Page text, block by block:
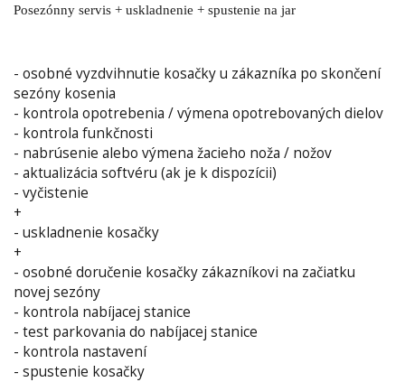
Posezónny servis + uskladnenie + spustenie na jar
- osobné vyzdvihnutie kosačky u zákazníka po skončení
sezóny kosenia
- kontrola opotrebenia / výmena opotrebovaných dielov
- kontrola funkčnosti
- nabrúsenie alebo výmena žacieho noža / nožov
- aktualizácia softvéru (ak je k dispozícii)
- vyčistenie
+
- uskladnenie kosačky
+
- osobné doručenie kosačky zákazníkovi na začiatku
novej sezóny
- kontrola nabíjacej stanice
- test parkovania do nabíjacej stanice
- kontrola nastavení
- spustenie kosačky